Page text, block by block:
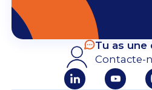
Tu as une
Contacte-